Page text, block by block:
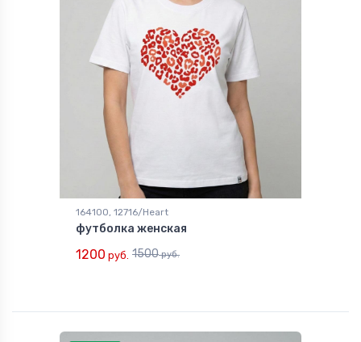
164100, 12716/Heart
футболка женская
1200 руб. 1500руб.